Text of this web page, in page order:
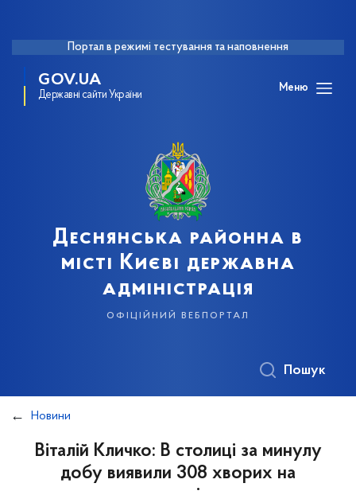
Портал в режимі тестування та наповнення
GOV.UA
Державні сайти України
Меню
Деснянська районна в
місті Києві державна
адміністрація
офіційний вебпортал
Пошук
Новини
Віталій Кличко: В столиці за минулу
добу виявили 308 хворих на